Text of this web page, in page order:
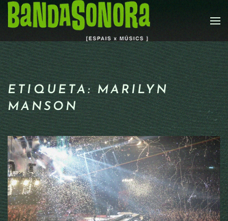
Skip to main content
ETIQUETA:MARILYN
MANSON